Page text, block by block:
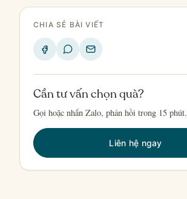
CHIA SẺ BÀI VIẾT
Cần tư vấn chọn quà?
Gọi hoặc nhắn Zalo, phản hồi trong 15 phút.
Liên hệ ngay